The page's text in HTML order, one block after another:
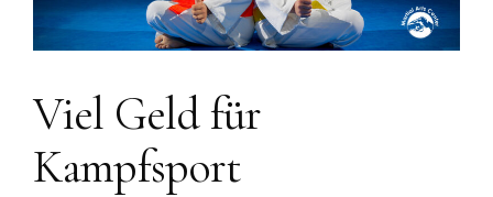
Viel Geld für
Kampfsport